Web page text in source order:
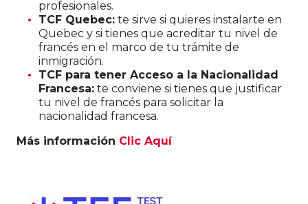
profesionales.
TCF Quebec: te sirve si quieres instalarte en
Quebec y si tienes que acreditar tu nivel de
francés en el marco de tu trámite de
inmigración.
TCF para tener Acceso a la Nacionalidad
Francesa: te conviene si tienes que justificar
tu nivel de francés para solicitar la
nacionalidad francesa.
Más información Clic Aquí